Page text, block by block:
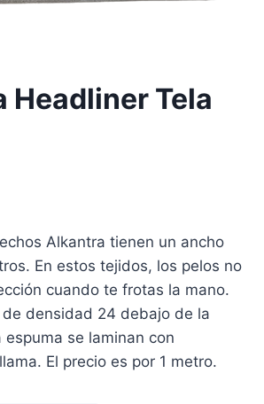
Headliner Tela
Alkantra tienen un ancho
En estos tejidos, los pelos no
cuando te frotas la mano.
de densidad 24 debajo de la
se laminan con
El precio es por 1 metro.